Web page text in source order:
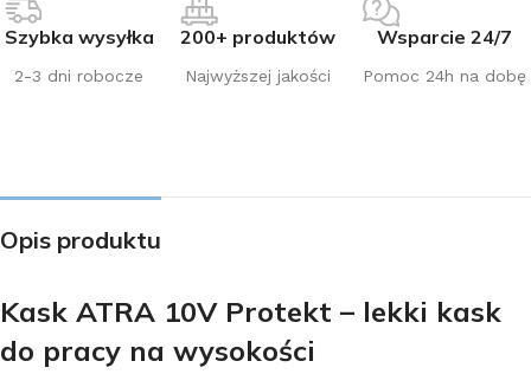
Szybka wysyłka
2-3 dni robocze
200+ produktów
Najwyższej jakości
Wsparcie 24/7
Pomoc 24h na dobę
Opis produktu
Kask ATRA 10V Protekt – lekki kask
do pracy na wysokości